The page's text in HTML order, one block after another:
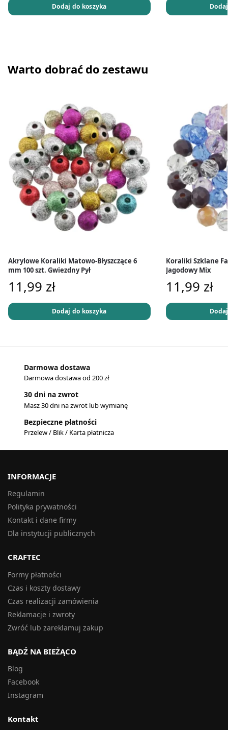
Dodaj do koszyka
Warto dobrać do zestawu
Akrylowe Koraliki Matowo-Błyszczące 6
mm 100 szt. Gwiezdny Pył
11,99 zł
Dodaj do koszyka
Koraliki Szklane
Jagodowy Mix
11,99 zł
Darmowa dostawa
Darmowa dostawa od 200 zł
30 dni na zwrot
Masz 30 dni na zwrot lub wymianę
Bezpieczne płatności
Przelew / Blik / Karta płatnicza
INFORMACJE
Regulamin
Polityka prywatności
Kontakt i dane firmy
Dla instytucji publicznych
CRAFTEC
Formy płatności
Czas i koszty dostawy
Czas realizacji zamówienia
Reklamacje i zwroty
Zwróć lub zareklamuj zakup
BĄDŹ NA BIEŻĄCO
Blog
Facebook
Instagram
Kontakt